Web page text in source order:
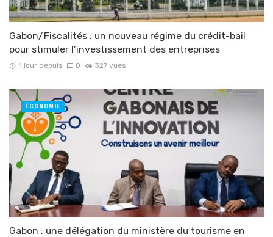
Gabon/Fiscalités : un nouveau régime du crédit-bail
pour stimuler l’investissement des entreprises
1 jour depuis 0 327 vues
Gabon : une délégation du ministère du tourisme en
ÉCONOMIE